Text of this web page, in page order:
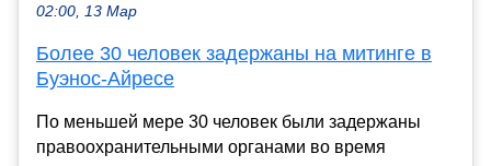
02:00, 13 Мар
Более 30 человек задержаны на митинге в
Буэнос-Айресе
По меньшей мере 30 человек были задержаны
правоохранительными органами во время